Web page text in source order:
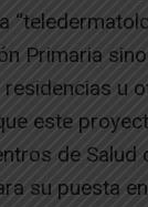
Primaria
u
este
de Salud
su puesta